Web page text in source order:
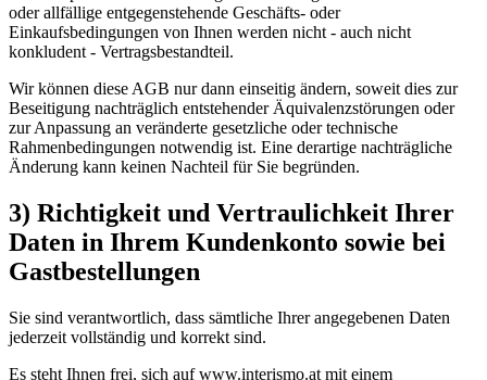
oder allfällige entgegenstehende Geschäfts- oder
Einkaufsbedingungen von Ihnen werden nicht - auch nicht
konkludent - Vertragsbestandteil.
Wir können diese AGB nur dann einseitig ändern, soweit dies zur
Beseitigung nachträglich entstehender Äquivalenzstörungen oder
zur Anpassung an veränderte gesetzliche oder technische
Rahmenbedingungen notwendig ist. Eine derartige nachträgliche
Änderung kann keinen Nachteil für Sie begründen.
3) Richtigkeit und Vertraulichkeit Ihrer
Daten in Ihrem Kundenkonto sowie bei
Gastbestellungen
Sie sind verantwortlich, dass sämtliche Ihrer angegebenen Daten
jederzeit vollständig und korrekt sind.
Es steht Ihnen frei, sich auf www.interismo.at mit einem